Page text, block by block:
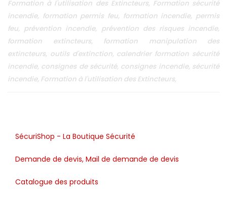
Formation à l'utilisation des Extincteurs, Formation sécurité
incendie, formation permis feu, formation incendie, permis
feu, prévention incendie, prévention des risques incendie,
formation extincteurs, formation manipulation des
extincteurs, outils d'extinction, calendrier formation sécurité
incendie, consignes de sécurité, consignes incendie, sécurité
incendie, Formation à l'utilisation des Extincteurs,
SécuriShop - La Boutique Sécurité
Demande de devis, Mail de demande de devis
Catalogue des produits